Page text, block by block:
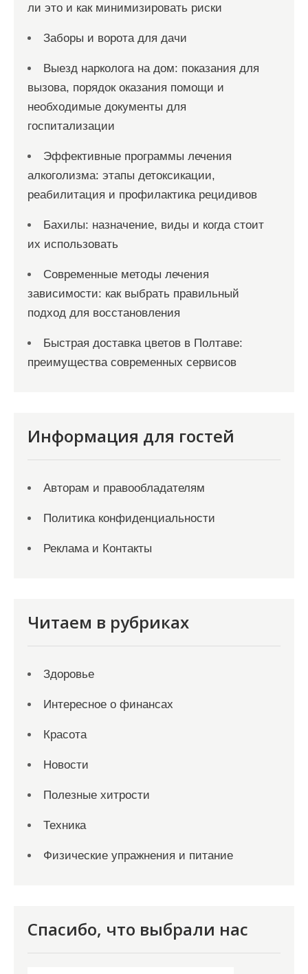
ли это и как минимизировать риски
Заборы и ворота для дачи
Выезд нарколога на дом: показания для
вызова, порядок оказания помощи и
необходимые документы для
госпитализации
Эффективные программы лечения
алкоголизма: этапы детоксикации,
реабилитация и профилактика рецидивов
Бахилы: назначение, виды и когда стоит
их использовать
Современные методы лечения
зависимости: как выбрать правильный
подход для восстановления
Быстрая доставка цветов в Полтаве:
преимущества современных сервисов
Информация для гостей
Авторам и правообладателям
Политика конфиденциальности
Реклама и Контакты
Читаем в рубриках
Здоровье
Интересное о финансах
Красота
Новости
Полезные хитрости
Техника
Физические упражнения и питание
Спасибо, что выбрали нас